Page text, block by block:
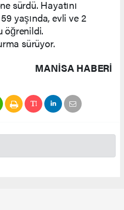
sürdü. Hayatını
yaşında, evli ve 2
öğrenildi.
sürüyor.
MANISA HABERİ